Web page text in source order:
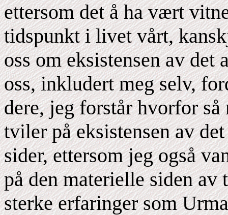
ettersom det å ha vært
tidspunkt i livet vårt,
oss om eksistensen av det
oss, inkludert meg selv,
dere, jeg forstår hvorfor så
tviler på eksistensen av
sider, ettersom jeg også
på den materielle siden av
sterke erfaringer som